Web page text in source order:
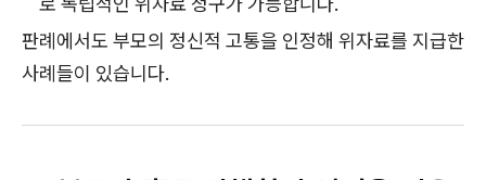
판례에서도 부모의 정신적 고통을 인정해 위자료를 지급한
사례들이 있습니다.